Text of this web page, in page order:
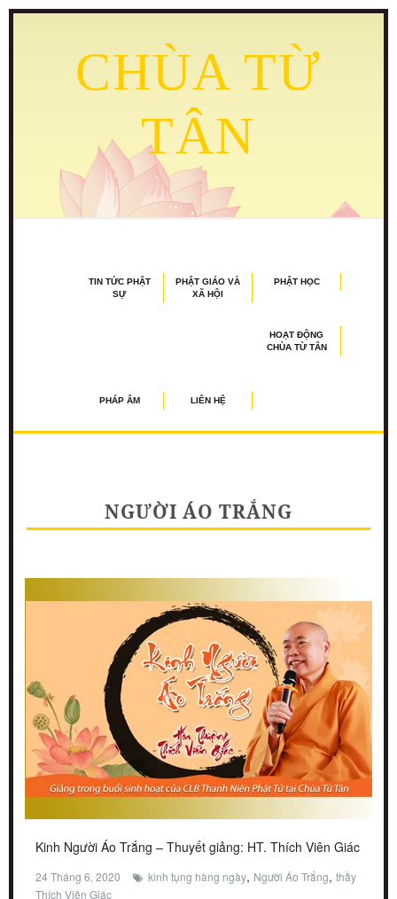
CHÙA TỪ
TÂN
TIN TỨC PHẬT
SỰ
PHẬT GIÁO VÀ
XÃ HỘI
PHẬT HỌC
HOẠT ĐỘNG
CHÙA TỪ TÂN
PHÁP ÂM LIÊN HỆ
NGƯỜI ÁO TRẮNG
Kinh Người Áo Trắng – Thuyết giảng: HT. Thích Viên Giác
24 Tháng 6, 2020 kinh tụng hàng ngày, Người Áo Trắng, thầy
Thích Viên Giác